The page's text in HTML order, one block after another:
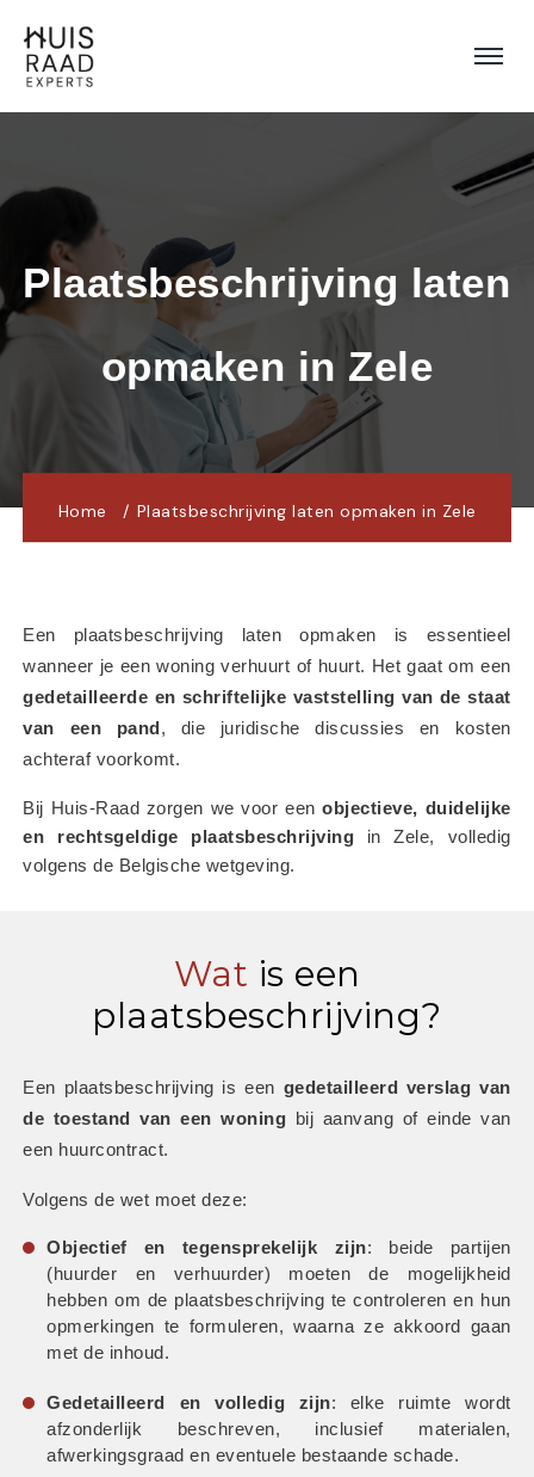
Plaatsbeschrijving laten
opmaken in Zele
Home Plaatsbeschrijving laten opmaken in Zele
Een plaatsbeschrijving laten opmaken is essentieel
gedetailleerde en schriftelijke vaststelling van de staat
van een pand , die juridische discussies en kosten
achteraf voorkomt.
Bij Huis-Raad zorgen we voor een objectieve, duidelijke
en rechtsgeldige plaatsbeschrijving in Zele, volledig
volgens de Belgische wetgeving.
Wat is een
plaatsbeschrijving?
Een plaatsbeschrijving is een gedetailleerd verslag van
de toestand van een woning bij aanvang of einde van
een huurcontract.
Volgens de wet moet deze:
Objectief en tegensprekelijk zijn: beide partijen
(huurder en verhuurder) moeten de mogelijkheid
hebben om de plaatsbeschrijving te controleren en hun
opmerkingen te formuleren, waarna ze akkoord gaan
met de inhoud.
Gedetailleerd en volledig zijn: elke ruimte wordt
afzonderlijk beschreven, inclusief materialen,
afwerkingsgraad en eventuele bestaande schade.